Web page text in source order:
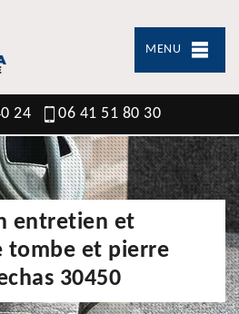
MENU
24 06 41 51 80 30
entretien et
tombe et pierre
30450